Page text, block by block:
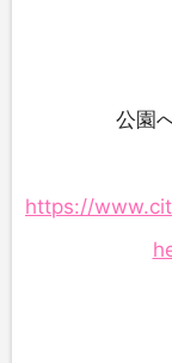
公園
https://